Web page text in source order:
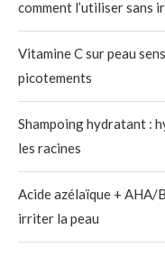
comment l’utiliser sans
Vitamine C sur peau
picotements
Shampoing hydratant :
les racines
Acide azélaïque + AHA/
irriter la peau